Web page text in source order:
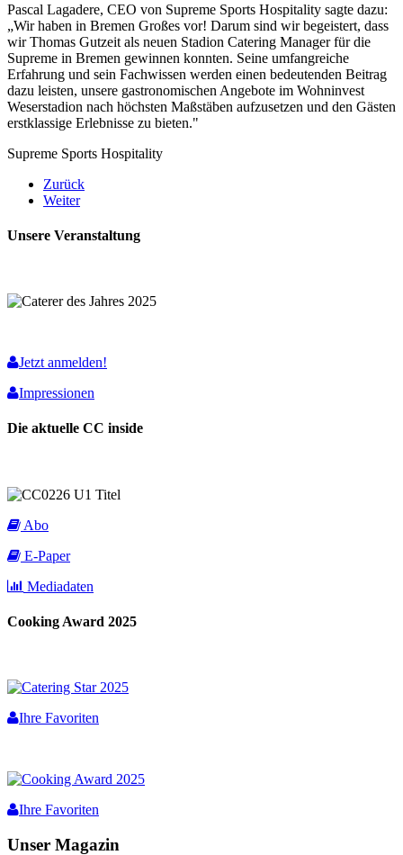
Pascal Lagadere, CEO von Supreme Sports Hospitality sagte dazu:
„Wir haben in Bremen Großes vor! Darum sind wir begeistert, dass
wir Thomas Gutzeit als neuen Stadion Catering Manager für die
Supreme in Bremen gewinnen konnten. Seine umfangreiche
Erfahrung und sein Fachwissen werden einen bedeutenden Beitrag
dazu leisten, unsere gastronomischen Angebote im Wohninvest
Weserstadion nach höchsten Maßstäben aufzusetzen und den Gästen
erstklassige Erlebnisse zu bieten."
Supreme Sports Hospitality
Zurück
Weiter
Unsere Veranstaltung
Jetzt anmelden!
Impressionen
Die aktuelle CC inside
Abo
E-Paper
Mediadaten
Cooking Award 2025
Ihre Favoriten
Ihre Favoriten
Unser Magazin